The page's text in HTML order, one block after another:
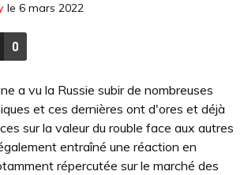
le 6 mars 2022
ACCÉDER AUX
0
COMMENTAIRES
a vu la Russie subir de nombreuses
et ces dernières ont d'ores et déjà
sur la valeur du rouble face aux autres
entraîné une réaction en
répercutée sur le marché des